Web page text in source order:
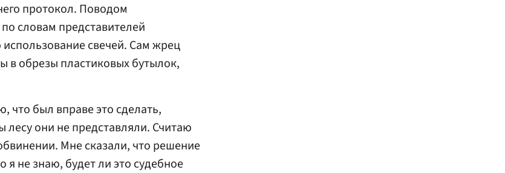
протокол. Поводом
словам представителей
свечей. Сам жрец
в обрезы пластиковых бутылок,
что был вправе это сделать,
они не представляли. Считаю
Мне сказали, что решение
я не знаю, будет ли это судебное